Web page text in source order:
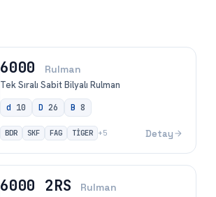
6000 Rulman
Tek Sıralı Sabit Bilyalı Rulman
d 10 D 26 B 8
BDR SKF FAG TİGER +5 Detay
6000 2RS Rulman